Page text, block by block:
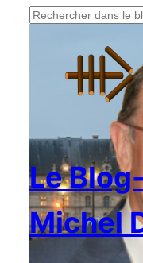
Rechercher
Le
Michel